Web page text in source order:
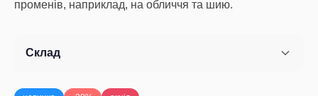
променів, наприклад, на обличчя та шию.
Склад